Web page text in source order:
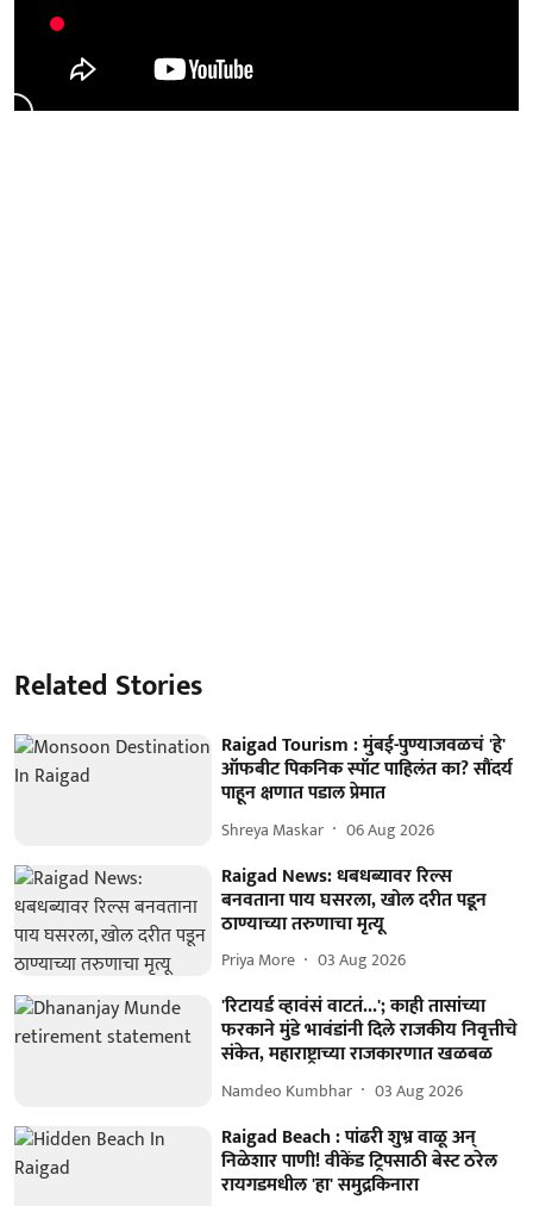
Related Stories
Raigad Tourism : मुंबई-पुण्याजवळचं 'हे'
ऑफबीट पिकनिक स्पॉट पाहिलंत का? सौंदर्य
पाहून क्षणात पडाल प्रेमात
Shreya Maskar 06 Aug 2026
Raigad News: धबधब्यावर रिल्स
बनवताना पाय घसरला, खोल दरीत पडून
ठाण्याच्या तरुणाचा मृत्यू
Priya More 03 Aug 2026
'रिटायर्ड व्हावंसं वाटतं...'; काही तासांच्या
फरकाने मुंडे भावंडांनी दिले राजकीय निवृत्तीचे
संकेत, महाराष्ट्राच्या राजकारणात खळबळ
Namdeo Kumbhar 03 Aug 2026
Raigad Beach : पांढरी शुभ्र वाळू अन्
निळेशार पाणी! वीकेंड ट्रिपसाठी बेस्ट ठरेल
रायगडमधील 'हा' समुद्रकिनारा